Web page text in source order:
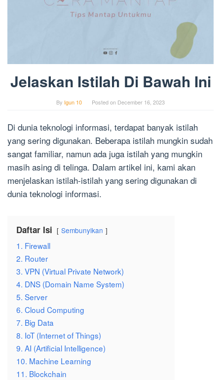
Jelaskan Istilah Di Bawah Ini
By Igun 10 Posted on December 16, 2023
Di dunia teknologi informasi, terdapat banyak istilah
yang sering digunakan. Beberapa istilah mungkin sudah
sangat familiar, namun ada juga istilah yang mungkin
masih asing di telinga. Dalam artikel ini, kami akan
menjelaskan istilah-istilah yang sering digunakan di
dunia teknologi informasi.
Daftar Isi Sembunyikan
1. Firewall
2. Router
3. VPN (Virtual Private Network)
4. DNS (Domain Name System)
5. Server
6. Cloud Computing
7. Big Data
8. IoT (Internet of Things)
9. AI (Artificial Intelligence)
10. Machine Learning
11. Blockchain